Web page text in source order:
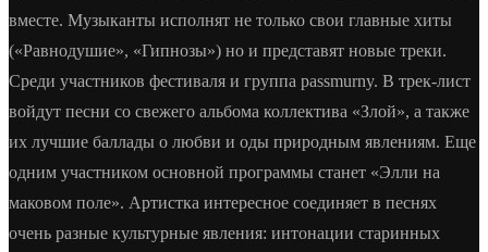
вместе. Музыканты исполнят не только свои главные хиты
(«Равнодушие», «Гипнозы») но и представят новые треки.
Среди участников фестиваля и группа passmurny. В трек-лист
войдут песни со свежего альбома коллектива «Злой», а также
их лучшие баллады о любви и оды природным явлениям. Еще
одним участником основной программы станет «Элли на
маковом поле». Артистка интересное соединяет в песнях
очень разные культурные явления: интонации старинных